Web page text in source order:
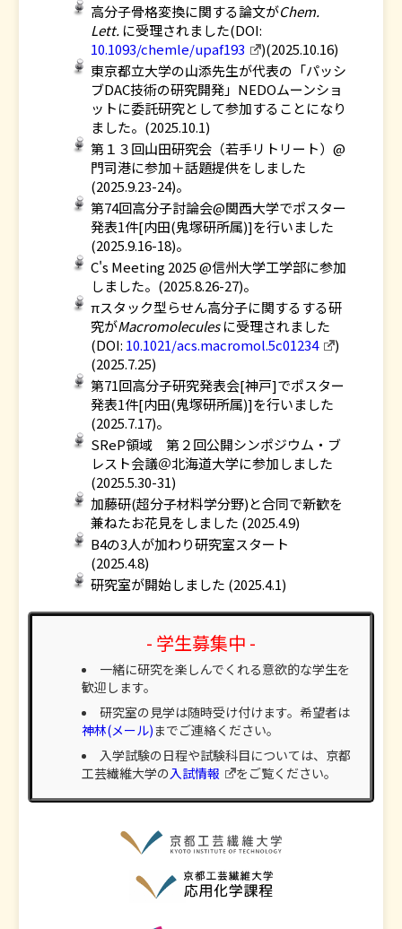
高分子骨格変換に関する論文がChem.
Lett.に受理されました(DOI:
10.1093/chemle/upaf193
)(2025.10.16)
東京都立大学の山添先生が代表の「パッシ
ブDAC技術の研究開発」NEDOムーンショ
ットに委託研究として参加することになり
ました。(2025.10.1)
第１３回山田研究会（若手リトリート）@
門司港に参加＋話題提供をしました
(2025.9.23-24)。
第74回高分子討論会@関西大学でポスター
発表1件[内田(鬼塚研所属)]を行いました
(2025.9.16-18)。
C's Meeting 2025 @信州大学工学部に参加
しました。(2025.8.26-27)。
πスタック型らせん高分子に関するする研
究がMacromoleculesに受理されました
(DOI: 10.1021/acs.macromol.5c01234
)
(2025.7.25)
第71回高分子研究発表会[神戸]でポスター
発表1件[内田(鬼塚研所属)]を行いました
(2025.7.17)。
SReP領域 第２回公開シンポジウム・ブ
レスト会議＠北海道大学に参加しました
(2025.5.30-31)
加藤研(超分子材料学分野)と合同で新歓を
兼ねたお花見をしました (2025.4.9)
B4の3人が加わり研究室スタート
(2025.4.8)
研究室が開始しました (2025.4.1)
- 学生募集中 -
一緒に研究を楽しんでくれる意欲的な学生を
歓迎します。
研究室の見学は随時受け付けます。希望者は
神林(メール)までご連絡ください。
入学試験の日程や試験科目については、京都
工芸繊維大学の入試情報 をご覧ください。